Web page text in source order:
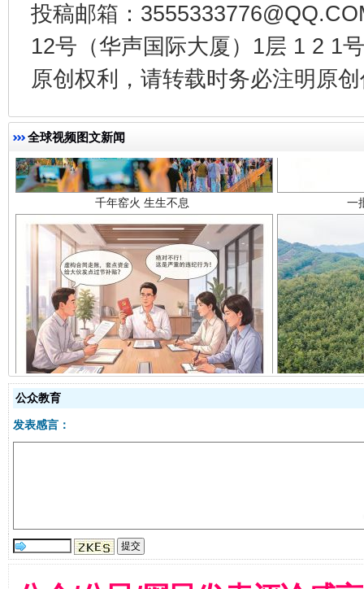
投稿邮箱：
12号（华声国际大厦）1层 1 2 1
原创权利，请转载时务必注明原
全球视频图文新闻
揭开“小金库”的免责幌子
受贿1.44亿！段成刚被判无期
公众教育
发表感言：